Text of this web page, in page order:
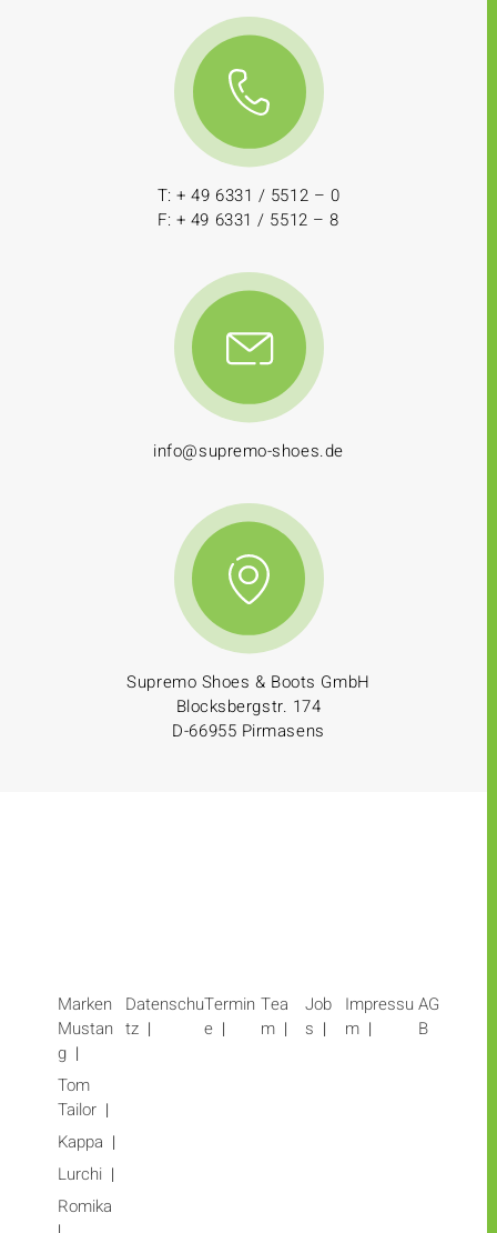
T: + 49 6331 / 5512 – 0
F: + 49 6331 / 5512 – 8
info@supremo-shoes.de
Supremo Shoes & Boots GmbH
Blocksbergstr. 174
D-66955 Pirmasens
Marken
Mustan
g
Tom
Tailor
Kappa
Lurchi
Romika
Datenschu
tz
Termin
e
Tea
m
Job
s
Impressu
m
AG
B